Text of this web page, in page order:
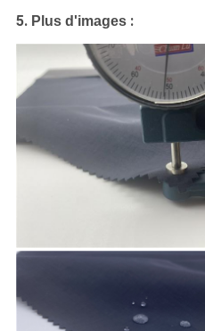
5. Plus d'images: